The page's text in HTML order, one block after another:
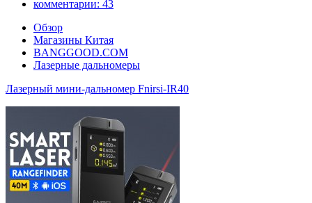
комментарии: 43
Обзор
Магазины Китая
BANGGOOD.COM
Лазерные дальномеры
Лазерный мини-дальномер Fnirsi-IR40